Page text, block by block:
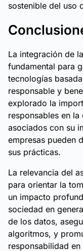
sostenible del uso
La integración de
fundamental para
tecnologías
responsable y
explorado la
responsables en
asociados con su
empresas pueden
sus prácticas.
La relevancia del
para orientar la
un impacto
sociedad en
de los datos,
algoritmos, y
responsabilidad